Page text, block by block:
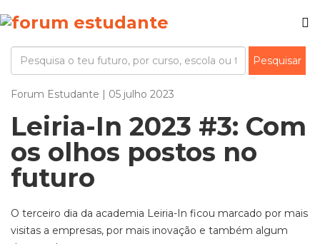
Forum Estudante | 05 julho 2023
Leiria-In 2023 #3: Com
os olhos postos no
futuro
O terceiro dia da academia Leiria-In ficou marcado por mais
visitas a empresas, por mais inovação e também algum